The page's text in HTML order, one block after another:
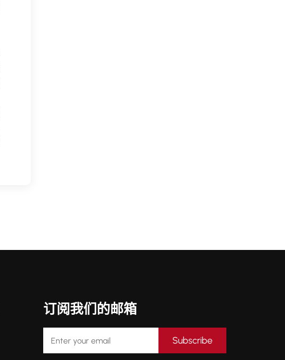
订阅我们的邮箱
Subscribe